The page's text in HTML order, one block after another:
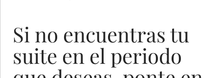
Si no encuentras tu
suite en el periodo